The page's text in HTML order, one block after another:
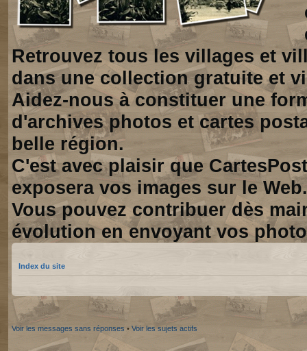
Retrouvez tous les villages et
dans une collection gratuite et
Aidez-nous à constituer une
d'archives photos et cartes
belle région.
C'est avec plaisir que
exposera vos images sur le Web.
Vous pouvez contribuer dès
évolution en envoyant vos
Index du site
Voir les messages sans réponses • Voir les sujets actifs